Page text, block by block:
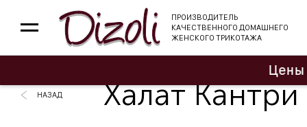
ПРОИЗВОДИТЕЛЬ
КАЧЕСТВЕННОГО ДОМАШНЕГО
ЖЕНСКОГО ТРИКОТАЖА
Цены
НАЗАД Халат Кантри